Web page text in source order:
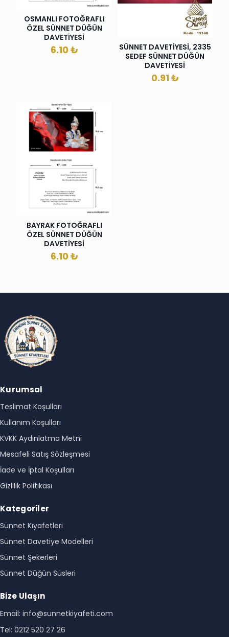
OSMANLI FOTOĞRAFLI
ÖZEL SÜNNET DÜĞÜN
DAVETİYESİ
6.10₺
SÜNNET DAVETİYESİ, 2335
SEDEF SÜNNET DÜĞÜN
DAVETİYESİ
0.91₺
BAYRAK FOTOĞRAFLI
ÖZEL SÜNNET DÜĞÜN
DAVETİYESİ
6.10₺
Kurumsal
Teslimat Koşulları
Kullanım Koşulları
KVKK Aydınlatma Metni
Mesafeli Satış Sözleşmesi
İade ve İptal Koşulları
Gizlilik Politikası
Kategoriler
Sünnet Kıyafetleri
Sünnet Davetiye Modelleri
Sünnet Şekerleri
Sünnet Düğün Süsleri
Bize Ulaşın
Email: info@sunnetkiyafeti.com
Tel: 0212 520 27 26